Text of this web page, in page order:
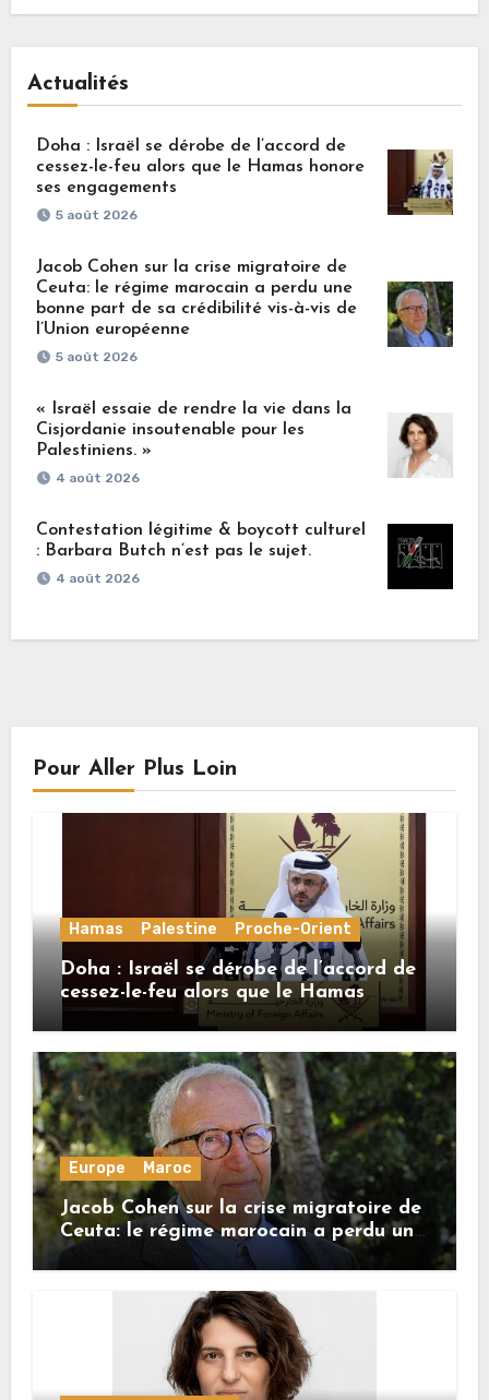
Actualités
Doha : Israël se dérobe de l’accord de
cessez-le-feu alors que le Hamas honore
ses engagements
5 août 2026
Jacob Cohen sur la crise migratoire de
Ceuta: le régime marocain a perdu une
bonne part de sa crédibilité vis-à-vis de
l’Union européenne
5 août 2026
« Israël essaie de rendre la vie dans la
Cisjordanie insoutenable pour les
Palestiniens. »
4 août 2026
Contestation légitime & boycott culturel
: Barbara Butch n’est pas le sujet.
4 août 2026
Pour Aller Plus Loin
Hamas Palestine Proche-Orient
Doha : Israël se dérobe de l’accord de
cessez-le-feu alors que le Hamas
honore ses engagements
Europe Maroc
Jacob Cohen sur la crise migratoire de
Ceuta: le régime marocain a perdu une
bonne part de sa crédibilité vis-à-vis
de l’Union européenne